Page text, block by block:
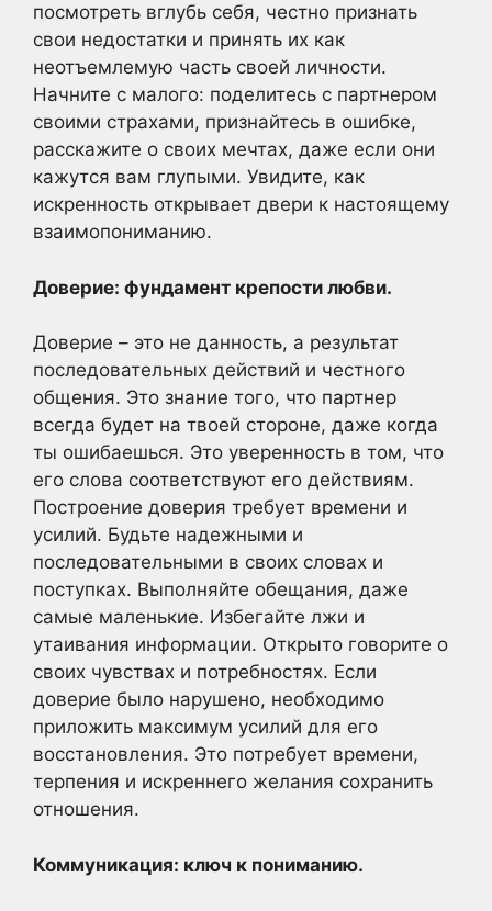
посмотреть вглубь себя, честно признать
свои недостатки и принять их как
неотъемлемую часть своей личности.
Начните с малого: поделитесь с партнером
своими страхами, признайтесь в ошибке,
расскажите о своих мечтах, даже если они
кажутся вам глупыми. Увидите, как
искренность открывает двери к настоящему
взаимопониманию.
Доверие: фундамент крепости любви.
Доверие – это не данность, а результат
последовательных действий и честного
общения. Это знание того, что партнер
всегда будет на твоей стороне, даже когда
ты ошибаешься. Это уверенность в том, что
его слова соответствуют его действиям.
Построение доверия требует времени и
усилий. Будьте надежными и
последовательными в своих словах и
поступках. Выполняйте обещания, даже
самые маленькие. Избегайте лжи и
утаивания информации. Открыто говорите о
своих чувствах и потребностях. Если
доверие было нарушено, необходимо
приложить максимум усилий для его
восстановления. Это потребует времени,
терпения и искреннего желания сохранить
отношения.
Коммуникация: ключ к пониманию.